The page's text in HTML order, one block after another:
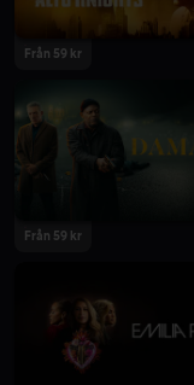
Från 59 kr
Från 59 kr